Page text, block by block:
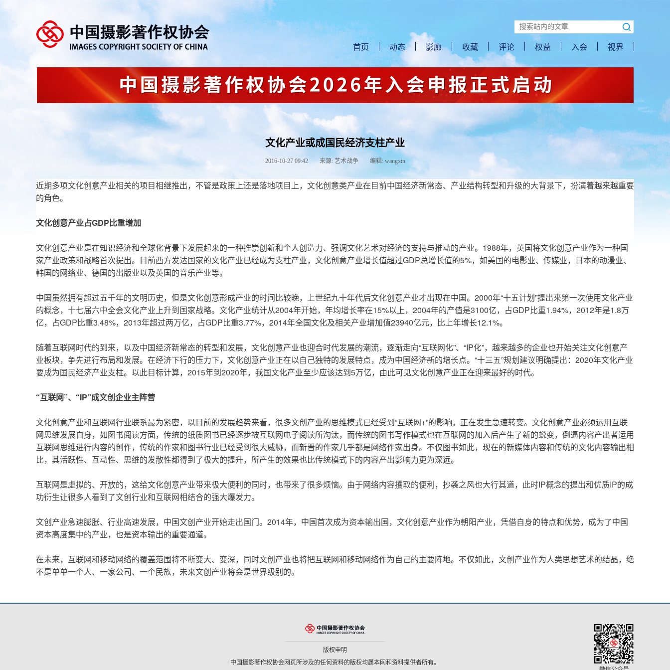
首页 动态 影廊 收藏 评论 权益 入会 视界
文化产业或成国民经济支柱产业
2016-10-27 09:42 来源: 艺术战争 编辑: wangxin
近期多项文化创意产业相关的项目相继推出，不管是政策上还是落地项目上，文化创意类产业在目前中国经济新常态、产业结构转型和升级的大背景下，扮演着越来越重要
的角色。
文化创意产业占GDP比重增加
文化创意产业是在知识经济和全球化背景下发展起来的一种推崇创新和个人创造力、强调文化艺术对经济的支持与推动的产业。1988年，英国将文化创意产业作为一种国
家产业政策和战略首次提出。目前西方发达国家的文化产业已经成为支柱产业，文化创意产业增长值超过GDP总增长值的5%，如美国的电影业、传媒业，日本的动漫业、
韩国的网络业、德国的出版业以及英国的音乐产业等。
中国虽然拥有超过五千年的文明历史，但是文化创意形成产业的时间比较晚，上世纪九十年代后文化创意产业才出现在中国。2000年“十五计划”提出来第一次使用文化产业
的概念，十七届六中全会文化产业上升到国家战略。文化产业统计从2004年开始，年均增长率在15%以上，2004年的产值是3100亿，占GDP比重1.94%，2012年是1.8万
亿，占GDP比重3.48%，2013年超过两万亿，占GDP比重3.77%，2014年全国文化及相关产业增加值23940亿元，比上年增长12.1%。
随着互联网时代的到来，以及中国经济新常态的转型和发展，文化创意产业也迎合时代发展的潮流，逐渐走向“互联网化”、“IP化”，越来越多的企业也开始关注文化创意产
业板块，争先进行布局和发展。在经济下行的压力下，文化创意产业正在以自己独特的发展特点，成为中国经济新的增长点。“十三五”规划建议明确提出：2020年文化产业
要成为国民经济产业支柱。以此目标计算，2015年到2020年，我国文化产业至少应该达到5万亿，由此可见文化创意产业正在迎来最好的时代。
“互联网”、“IP”成文创企业主阵营
文化创意产业和互联网行业联系最为紧密，以目前的发展趋势来看，很多文创产业的思维模式已经受到“互联网+”的影响，正在发生急速转变。文化创意产业必须运用互联
网思维发展自身，如图书阅读方面，传统的纸质图书已经逐步被互联网电子阅读所淘汰，而传统的图书写作模式也在互联网的加入后产生了新的蜕变，倒逼内容产出者运用
互联网思维进行内容的创作，传统的作家和图书行业已经受到很大威胁，而新晋的作家几乎都是网络作家出身。不仅图书如此，现在的新媒体内容和传统的文化内容输出相
比，其活跃性、互动性、思维的发散性都得到了极大的提升，所产生的效果也比传统模式下的内容产出影响力更为深远。
互联网是虚拟的、开放的，这给文化创意产业带来极大便利的同时，也带来了很多烦恼。由于网络内容攫取的便利，抄袭之风也大行其道，此时IP概念的提出和优质IP的成
功衍生让很多人看到了文创行业和互联网相结合的强大爆发力。
文创产业急速膨胀、行业高速发展，中国文创产业开始走出国门。2014年，中国首次成为资本输出国，文化创意产业作为朝阳产业，凭借自身的特点和优势，成为了中国
资本高度集中的产业，也是资本输出的重要通道。
在未来，互联网和移动网络的覆盖范围将不断变大、变深，同时文创产业也将把互联网和移动网络作为自己的主要阵地。不仅如此，文创产业作为人类思想艺术的结晶，绝
不是单单一个人、一家公司、一个民族，未来文创产业将会是世界级别的。
版权申明
中国摄影著作权协会网页所涉及的任何资料的版权均属本网和资料提供者所有。